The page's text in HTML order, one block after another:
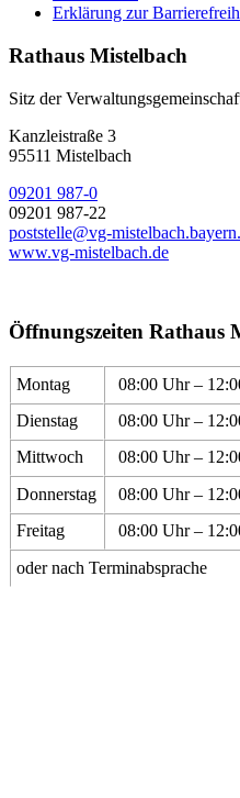
Erklärung zur
Rathaus Mistelbach
Sitz der
Kanzleistraße 3
95511 Mistelbach
09201 987-0
09201 987-22
poststelle@vg-
www.vg-mistelbach.de
Öffnungszeiten Rathaus
Montag 08:00 Uhr –
Dienstag
08:00 Uhr –
Mittwoch
08:00 Uhr –
Donnerstag
08:00 Uhr –
Freitag
08:00 Uhr –
oder nach Terminabsprache